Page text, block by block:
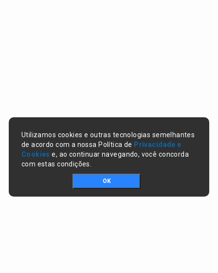
Utilizamos cookies e outras tecnologias semelhantes
de acordo com a nossa Política de Privacidade e
Cookies e, ao continuar navegando, você concorda
com estas condições.
OK